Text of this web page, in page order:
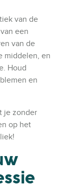
van de
een
van de
middelen, en
Houd
en
je zonder
op het